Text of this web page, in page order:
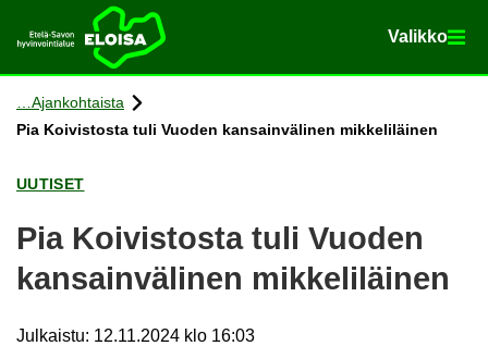
Etusi­vu Va­lik­ko
Va­lik­ko
Siir­ry si­säl­töön
Ajan­koh­tais­ta
Pia Koi­vis­tos­ta tuli Vuo­den kan­sain­vä­li­nen mik­ke­li­läi­nen
UU­TI­SET
Pia Koi­vis­tos­ta tuli Vuo­den
kan­sain­vä­li­nen mik­ke­li­läi­nen
Julkaistu: 12.11.2024 klo 16:03